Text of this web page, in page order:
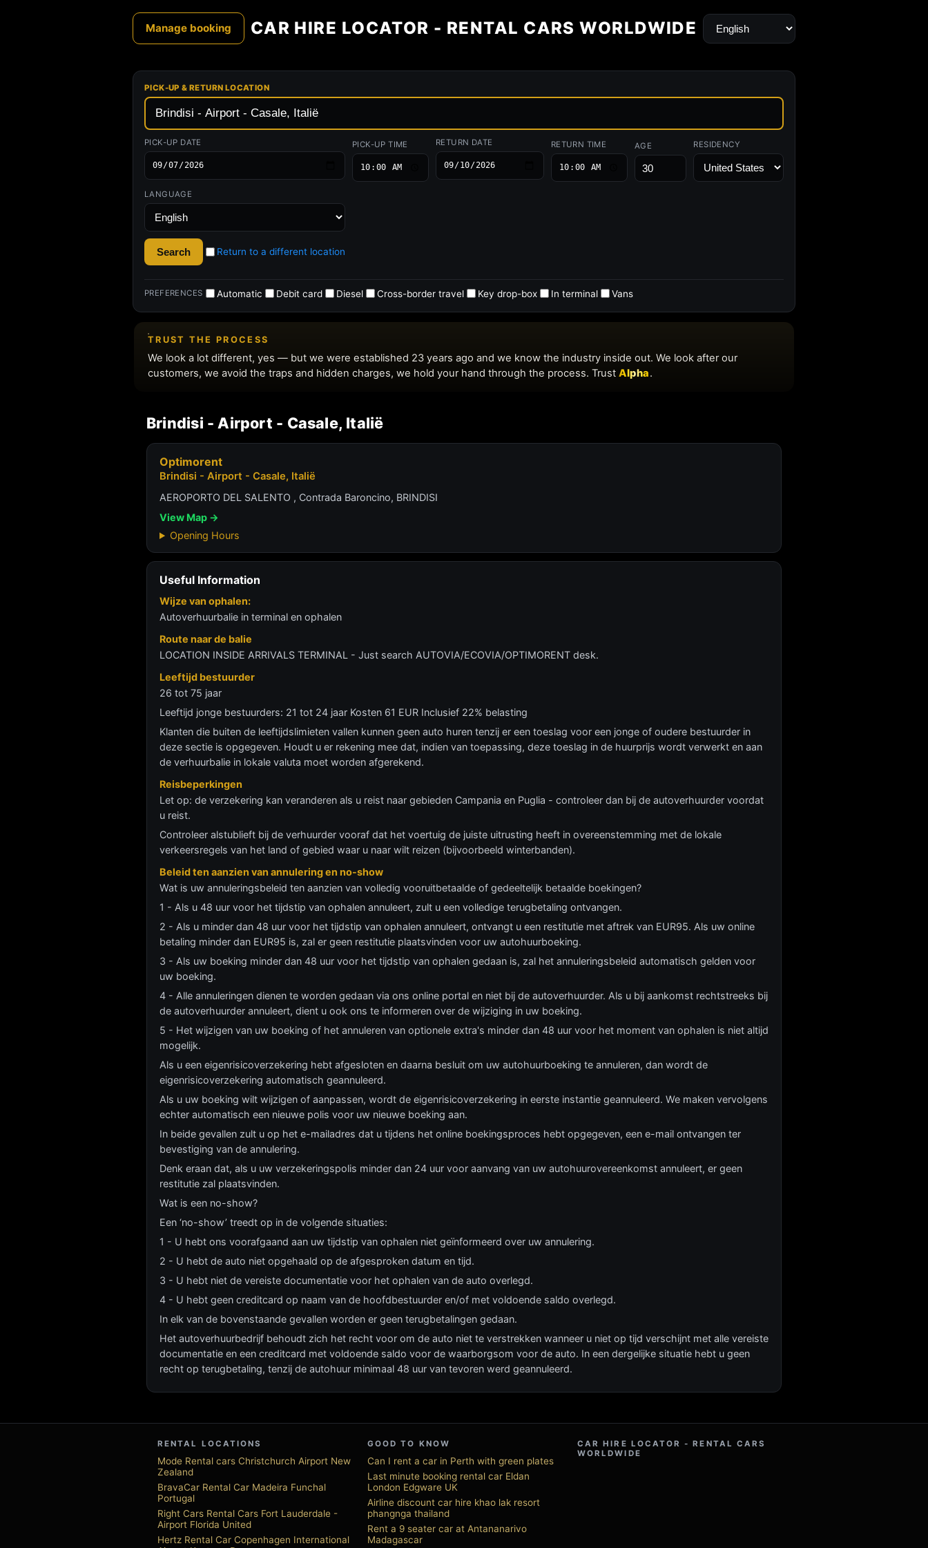
Brindisi - Airport - Casale, Italië
Optimorent
Brindisi - Airport - Casale, Italië
AEROPORTO DEL SALENTO , Contrada Baroncino, BRINDISI
View Map →
Opening Hours
Useful Information
Wijze van ophalen:
Autoverhuurbalie in terminal en ophalen
Route naar de balie
LOCATION INSIDE ARRIVALS TERMINAL - Just search AUTOVIA/ECOVIA/OPTIMORENT desk.
Leeftijd bestuurder
26 tot 75 jaar
Leeftijd jonge bestuurders: 21 tot 24 jaar Kosten 61 EUR Inclusief 22% belasting
Klanten die buiten de leeftijdslimieten vallen kunnen geen auto huren tenzij er een toeslag voor een jonge of oudere bestuurder in
deze sectie is opgegeven. Houdt u er rekening mee dat, indien van toepassing, deze toeslag in de huurprijs wordt verwerkt en aan
de verhuurbalie in lokale valuta moet worden afgerekend.
Reisbeperkingen
Let op: de verzekering kan veranderen als u reist naar gebieden Campania en Puglia - controleer dan bij de autoverhuurder voordat
u reist.
Controleer alstublieft bij de verhuurder vooraf dat het voertuig de juiste uitrusting heeft in overeenstemming met de lokale
verkeersregels van het land of gebied waar u naar wilt reizen (bijvoorbeeld winterbanden).
Beleid ten aanzien van annulering en no-show
Wat is uw annuleringsbeleid ten aanzien van volledig vooruitbetaalde of gedeeltelijk betaalde boekingen?
1 - Als u 48 uur voor het tijdstip van ophalen annuleert, zult u een volledige terugbetaling ontvangen.
2 - Als u minder dan 48 uur voor het tijdstip van ophalen annuleert, ontvangt u een restitutie met aftrek van EUR95. Als uw online
betaling minder dan EUR95 is, zal er geen restitutie plaatsvinden voor uw autohuurboeking.
3 - Als uw boeking minder dan 48 uur voor het tijdstip van ophalen gedaan is, zal het annuleringsbeleid automatisch gelden voor
uw boeking.
4 - Alle annuleringen dienen te worden gedaan via ons online portal en niet bij de autoverhuurder. Als u bij aankomst rechtstreeks bij
de autoverhuurder annuleert, dient u ook ons te informeren over de wijziging in uw boeking.
5 - Het wijzigen van uw boeking of het annuleren van optionele extra's minder dan 48 uur voor het moment van ophalen is niet altijd
mogelijk.
Als u een eigenrisicoverzekering hebt afgesloten en daarna besluit om uw autohuurboeking te annuleren, dan wordt de
eigenrisicoverzekering automatisch geannuleerd.
Als u uw boeking wilt wijzigen of aanpassen, wordt de eigenrisicoverzekering in eerste instantie geannuleerd. We maken vervolgens
echter automatisch een nieuwe polis voor uw nieuwe boeking aan.
In beide gevallen zult u op het e-mailadres dat u tijdens het online boekingsproces hebt opgegeven, een e-mail ontvangen ter
bevestiging van de annulering.
Denk eraan dat, als u uw verzekeringspolis minder dan 24 uur voor aanvang van uw autohuurovereenkomst annuleert, er geen
restitutie zal plaatsvinden.
Wat is een no-show?
Een ‘no-show’ treedt op in de volgende situaties:
1 - U hebt ons voorafgaand aan uw tijdstip van ophalen niet geïnformeerd over uw annulering.
2 - U hebt de auto niet opgehaald op de afgesproken datum en tijd.
3 - U hebt niet de vereiste documentatie voor het ophalen van de auto overlegd.
4 - U hebt geen creditcard op naam van de hoofdbestuurder en/of met voldoende saldo overlegd.
In elk van de bovenstaande gevallen worden er geen terugbetalingen gedaan.
Het autoverhuurbedrijf behoudt zich het recht voor om de auto niet te verstrekken wanneer u niet op tijd verschijnt met alle vereiste
documentatie en een creditcard met voldoende saldo voor de waarborgsom voor de auto. In een dergelijke situatie hebt u geen
recht op terugbetaling, tenzij de autohuur minimaal 48 uur van tevoren werd geannuleerd.
RENTAL LOCATIONS
Mode Rental cars Christchurch Airport New
Zealand
BravaCar Rental Car Madeira Funchal
Portugal
Right Cars Rental Cars Fort Lauderdale -
Airport Florida United
Hertz Rental Car Copenhagen International
GOOD TO KNOW
Can I rent a car in Perth with green plates
Last minute booking rental car Eldan
London Edgware UK
Airline discount car hire khao lak resort
phangnga thailand
Rent a 9 seater car at Antananarivo
Madagascar
CAR HIRE LOCATOR - RENTAL CARS
WORLDWIDE